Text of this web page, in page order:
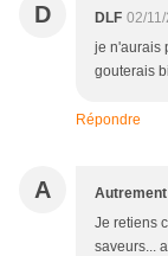
D DLF 02/
je n'aurais
gouterais
Répondre
A
Je retiens
saveurs...